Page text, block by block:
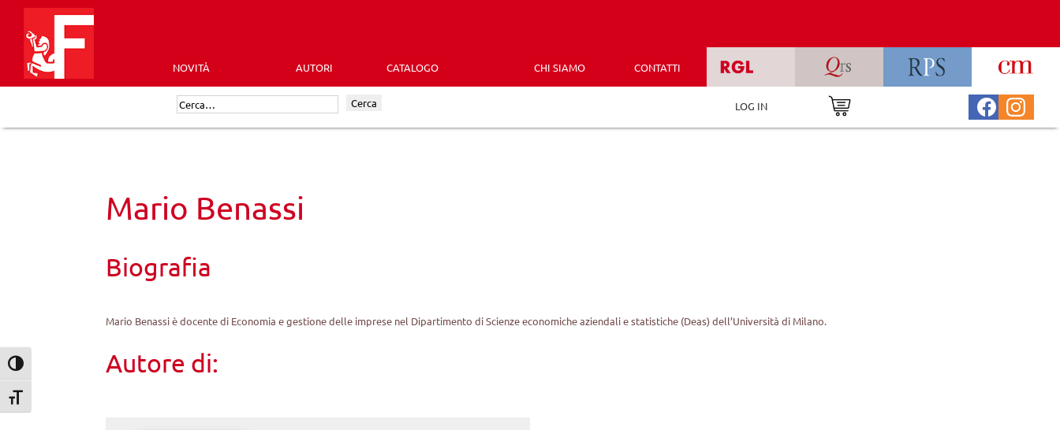
Attiva/disattiva alto contrasto
Attiva/disattiva dimensione testo
content
Futura
Editrice
NOVITÀ AUTORI CATALOGO CHI SIAMO CONTATTI
Cerca: Cerca LOG IN
Mario Benassi
Biografia
Mario Benassi è docente di Economia e gestione delle imprese nel Dipartimento di Scienze economiche aziendali e statistiche (Deas) dell’Università di Milano.
Autore di: